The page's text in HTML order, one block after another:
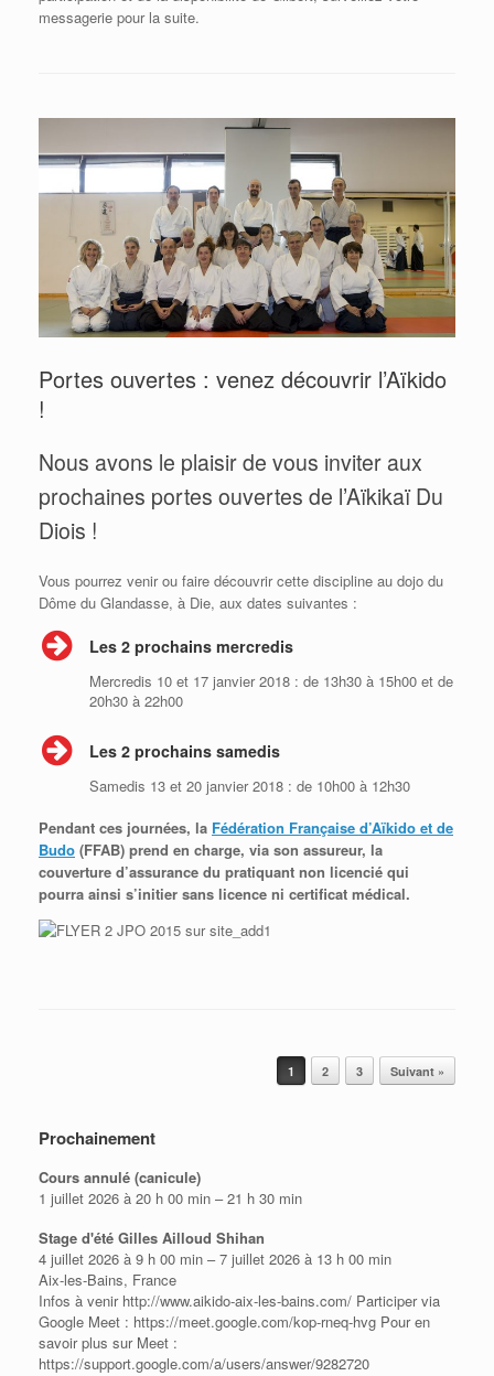
messagerie pour la suite.
Portes ouvertes : venez découvrir l’Aïkido
!
Nous avons le plaisir de vous inviter aux
prochaines portes ouvertes de l’Aïkikaï Du
Diois !
Vous pourrez venir ou faire découvrir cette discipline au dojo du
Dôme du Glandasse, à Die, aux dates suivantes :
Les 2 prochains mercredis
Mercredis 10 et 17 janvier 2018 : de 13h30 à 15h00 et de
20h30 à 22h00
Les 2 prochains samedis
Samedis 13 et 20 janvier 2018 : de 10h00 à 12h30
Pendant ces journées, la Fédération Française d’Aïkido et de
Budo (FFAB) prend en charge, via son assureur, la
couverture d’assurance du pratiquant non licencié qui
pourra ainsi s’initier sans licence ni certificat médical.
1 2 3 Suivant »
Prochainement
Cours annulé (canicule)
1 juillet 2026 à 20 h 00 min – 21 h 30 min
Stage d'été Gilles Ailloud Shihan
4 juillet 2026 à 9 h 00 min – 7 juillet 2026 à 13 h 00 min
Aix-les-Bains, France
Infos à venir http://www.aikido-aix-les-bains.com/ Participer via
Google Meet : https://meet.google.com/kop-rneq-hvg Pour en
savoir plus sur Meet :
https://support.google.com/a/users/answer/9282720